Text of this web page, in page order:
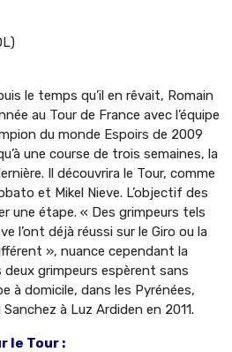
le temps qu’il en rêvait, Romain
au Tour de France avec l’équipe
du monde Espoirs de 2009
une course de trois semaines, la
Il découvrira le Tour, comme
et Mikel Nieve. L’objectif des
une étape. « Des grimpeurs tels
l’ont déjà réussi sur le Giro ou la
», nuance cependant la
grimpeurs espèrent sans
à domicile, dans les Pyrénées,
à Luz Ardiden en 2011.
le Tour :